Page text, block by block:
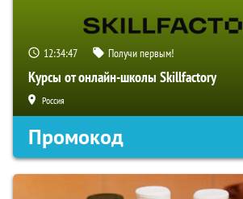
12:34:46 Получи первым!
Курсы от онлайн-школы Skillfactory
Россия
Промокод